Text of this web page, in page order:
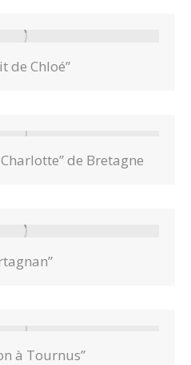
de Chloé”
de Bretagne
à Tournus”